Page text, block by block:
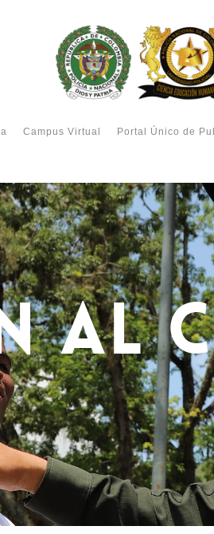
Campus Virtual Portal Único de
AL